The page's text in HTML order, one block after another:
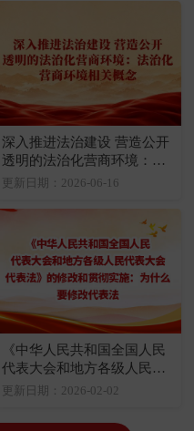
深入推进法治建设 营造公开
透明的法治化营商环境：法
治化营商环境相关概念
更新日期：2026-06-16
《中华人民共和国全国人民
代表大会和地方各级人民代
表大会代表法》的修改和贯
法
更新日期：2026-02-02